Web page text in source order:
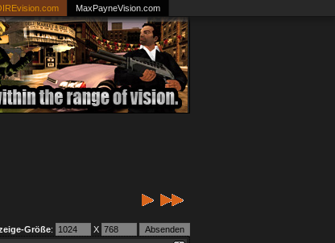
MaxPayneVision.com
Größe: X